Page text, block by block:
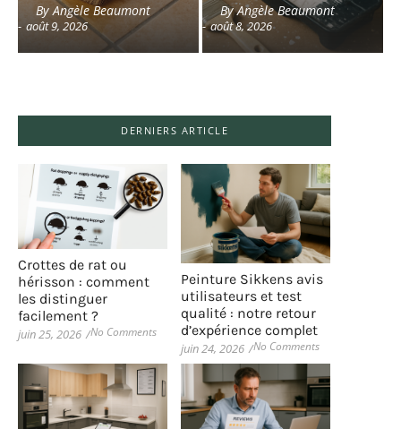
By Angèle Beaumont
- août 9, 2026
By Angèle Beaumont
- août 8, 2026
DERNIERS ARTICLE
Crottes de rat ou
hérisson : comment
les distinguer
facilement ?
juin 25, 2026 /No Comments
Peinture Sikkens avis
utilisateurs et test
qualité : notre retour
d’expérience complet
juin 24, 2026 /No Comments